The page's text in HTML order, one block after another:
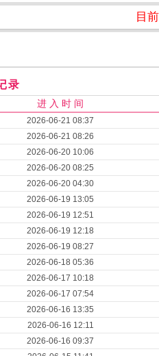
目
录
进 入 时 间
2026-06-21 08:37
2026-06-21 08:26
2026-06-20 10:06
2026-06-20 08:25
2026-06-20 04:30
2026-06-19 13:05
2026-06-19 12:51
2026-06-19 12:18
2026-06-19 08:27
2026-06-18 05:36
2026-06-17 10:18
2026-06-17 07:54
2026-06-16 13:35
2026-06-16 12:11
2026-06-16 09:37